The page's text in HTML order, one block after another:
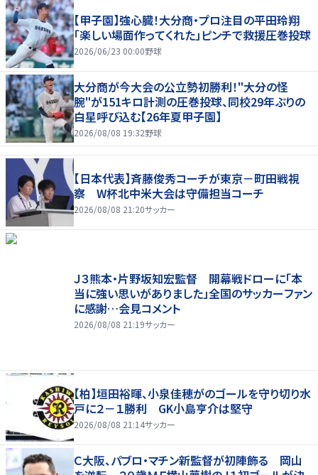
【甲子園】強心臓！大分商・プロ注目の平田玲翔
「楽しい場面作ってくれた」ピンチで救援圧巻投球
2026/06/23 00:00野球
大分商が今大会の公立勢初勝利！"大分の怪
腕"が151キロ計測の圧巻投球、同校29年ぶりの
白星呼び込む【26年夏甲子園】
2026/08/08 19:32野球
【日本代表】斉藤俊秀コーチが東京－町田戦視
察 W杯北中米大会は守備担当コーチ
2026/08/08 21:20サッカー
Ｊ３熊本・片野坂知宏監督 開幕戦ドローに「本
当に強い思いがありました」全国のサッカーファン
に感謝…会見コメント
2026/08/08 21:19サッカー
【柏】垣田裕暉、小泉佳穂がのゴールを守り切り水
戸に２－１勝利 GK小島亨介は堅守
2026/08/08 21:14サッカー
Ｃ大阪、パブロ・マチン新監督が初陣飾る 岡山